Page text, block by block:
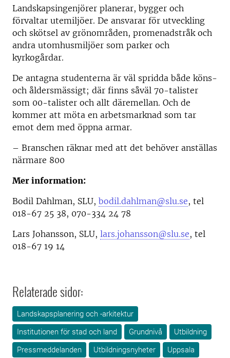
Landskapsingenjörer planerar, bygger och
förvaltar utemiljöer. De ansvarar för utveckling
och skötsel av grönområden, promenadstråk och
andra utomhusmiljöer som parker och
kyrkogårdar.
De antagna studenterna är väl spridda både köns-
och åldersmässigt; där finns såväl 70-talister
som 00-talister och allt däremellan. Och de
kommer att möta en arbetsmarknad som tar
emot dem med öppna armar.
– Branschen räknar med att det behöver anställas
närmare 800
Mer information:
Bodil Dahlman, SLU, bodil.dahlman@slu.se, tel
018-67 25 38, 070-334 24 78
Lars Johansson, SLU, lars.johansson@slu.se, tel
018-67 19 14
Relaterade sidor:
Landskapsplanering och -arkitektur
Institutionen för stad och land
Grundnivå
Utbildning
Pressmeddelanden
Utbildningsnyheter Uppsala